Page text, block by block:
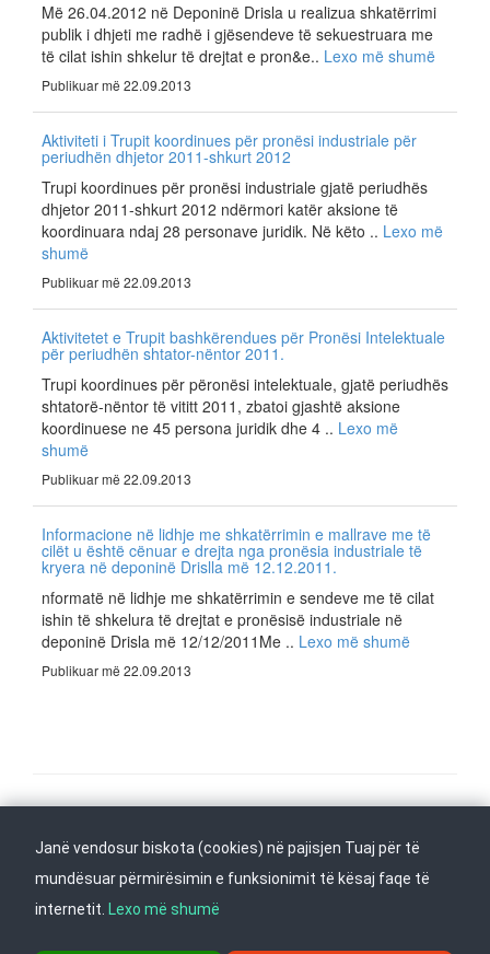
Më 26.04.2012 në Deponinë Drisla u realizua shkatërrimi
publik i dhjeti me radhë i gjësendeve të sekuestruara me
të cilat ishin shkelur të drejtat e pron&e.. Lexo më shumë
Publikuar më 22.09.2013
Aktiviteti i Trupit koordinues për pronësi industriale për
periudhën dhjetor 2011-shkurt 2012
Trupi koordinues për pronësi industriale gjatë periudhës
dhjetor 2011-shkurt 2012 ndërmori katër aksione të
koordinuara ndaj 28 personave juridik. Në këto .. Lexo më
shumë
Publikuar më 22.09.2013
Aktivitetet e Trupit bashkërendues për Pronësi Intelektuale
për periudhën shtator-nëntor 2011.
Trupi koordinues për përonësi intelektuale, gjatë periudhës
shtatorë-nëntor të vititt 2011, zbatoi gjashtë aksione
koordinuese ne 45 persona juridik dhe 4 .. Lexo më
shumë
Publikuar më 22.09.2013
Informacione në lidhje me shkatërrimin e mallrave me të
cilët u është cënuar e drejta nga pronësia industriale të
kryera në deponinë Drislla më 12.12.2011.
nformatë në lidhje me shkatërrimin e sendeve me të cilat
ishin të shkelura të drejtat e pronësisë industriale në
deponinë Drisla më 12/12/2011Me .. Lexo më shumë
Publikuar më 22.09.2013
Kthehu në fillim Na ndiqni në
Janë vendosur biskota (cookies) në pajisjen Tuaj për të
mundësuar përmirësimin e funksionimit të kësaj faqe të
internetit. Lexo më shumë